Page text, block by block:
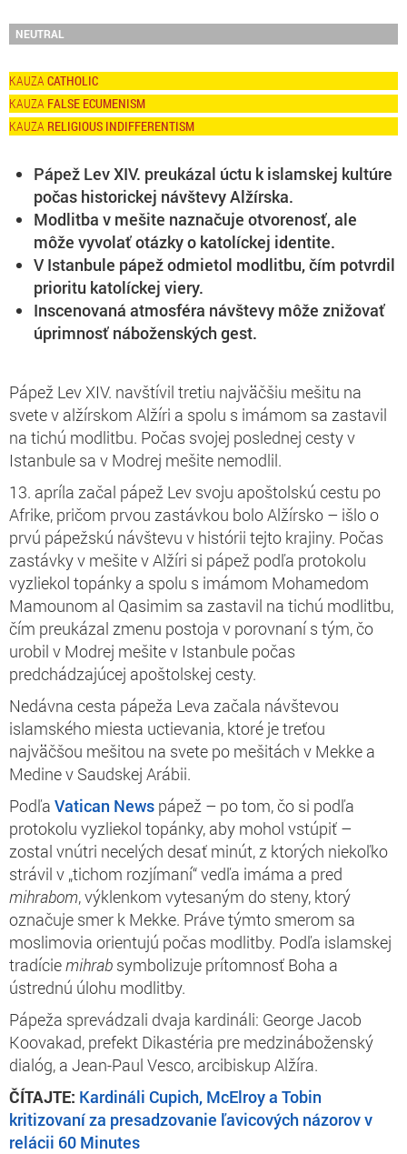
NEUTRAL
CATHOLIC
FALSE ECUMENISM
RELIGIOUS INDIFFERENTISM
Pápež Lev XIV. preukázal úctu k islamskej kultúre
počas historickej návštevy Alžírska.
Modlitba v mešite naznačuje otvorenosť, ale
môže vyvolať otázky o katolíckej identite.
V Istanbule pápež odmietol modlitbu, čím potvrdil
prioritu katolíckej viery.
Inscenovaná atmosféra návštevy môže znižovať
úprimnosť náboženských gest.
Pápež Lev XIV. navštívil tretiu najväčšiu mešitu na
svete v alžírskom Alžíri a spolu s imámom sa zastavil
na tichú modlitbu. Počas svojej poslednej cesty v
Istanbule sa v Modrej mešite nemodlil.
13. apríla začal pápež Lev svoju apoštolskú cestu po
Afrike, pričom prvou zastávkou bolo Alžírsko – išlo o
prvú pápežskú návštevu v histórii tejto krajiny. Počas
zastávky v mešite v Alžíri si pápež podľa protokolu
vyzliekol topánky a spolu s imámom Mohamedom
Mamounom al Qasimim sa zastavil na tichú modlitbu,
čím preukázal zmenu postoja v porovnaní s tým, čo
urobil v Modrej mešite v Istanbule počas
predchádzajúcej apoštolskej cesty.
Nedávna cesta pápeža Leva začala návštevou
islamského miesta uctievania, ktoré je treťou
najväčšou mešitou na svete po mešitách v Mekke a
Medine v Saudskej Arábii.
Podľa Vatican News pápež – po tom, čo si podľa
protokolu vyzliekol topánky, aby mohol vstúpiť –
zostal vnútri necelých desať minút, z ktorých niekoľko
strávil v „tichom rozjímaní“ vedľa imáma a pred
mihrabom, výklenkom vytesaným do steny, ktorý
označuje smer k Mekke. Práve týmto smerom sa
moslimovia orientujú počas modlitby. Podľa islamskej
tradíciemihrab symbolizuje prítomnosť Boha a
ústrednú úlohu modlitby.
Pápeža sprevádzali dvaja kardináli: George Jacob
Koovakad, prefekt Dikastéria pre medzináboženský
dialóg, a Jean-Paul Vesco, arcibiskup Alžíra.
ČÍTAJTE: Kardináli Cupich, McElroy a Tobin
kritizovaní za presadzovanie ľavicových názorov v
relácii 60 Minutes